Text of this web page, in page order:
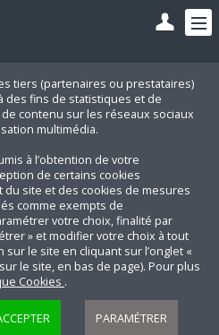
tiers (partenaires ou prestataires)
des fins de statistiques et de
contenu sur les réseaux sociaux
multimédia.
à l’obtention de votre
de certains cookies
site et des cookies de mesures
comme exempts de
votre choix, finalité par
» et modifier votre choix à tout
le site en cliquant sur l’onglet «
le site, en bas de page). Pour plus
Cookies .
PARAMÉTRER